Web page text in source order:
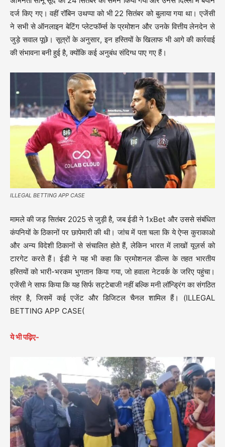
दर्ज किए गए। वहीं रॉबिन उथप्पा को भी 22 सितंबर को बुलाया गया था। एजेंसी
ने सभी से ऑनलाइन बेटिंग प्लेटफॉर्म्स के प्रमोशन और उनके वित्तीय लेनदेन से
जुड़े सवाल पूछे। सूत्रों के अनुसार, इन हस्तियों के खिलाफ भी आगे की कार्रवाई
की संभावना बनी हुई है, क्योंकि कई अनुबंध संदिग्ध पाए गए हैं।
ILLEGAL BETTING APP CASE
मामले की जड़ सितंबर 2025 से जुड़ी है, जब ईडी ने 1xBet और उससे संबंधित
कंपनियों के ठिकानों पर छापेमारी की थी। जांच में पता चला कि ये ऐप्स कुराकाओ
और अन्य विदेशी ठिकानों से संचालित होते हैं, लेकिन भारत में लाखों यूज़र्स को
टारगेट करते हैं। ईडी ने यह भी कहा कि प्रमोशनल डील्स के तहत भारतीय
हस्तियों को भारी-भरकम भुगतान किया गया, जो हवाला नेटवर्क के जरिए पहुंचा।
एजेंसी ने साफ किया कि यह सिर्फ सट्टेबाजी नहीं बल्कि मनी लॉन्ड्रिंग का संगठित
तंत्र है, जिसमें कई एजेंट और डिजिटल चैनल शामिल हैं। (ILLEGAL
BETTING APP CASE(
ये भी पढ़िए-